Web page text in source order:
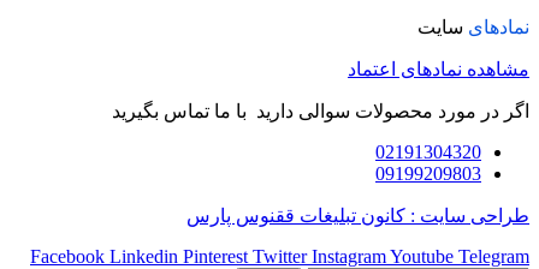
نمادهای سایت
مشاهده نمادهای اعتماد
اگر در مورد محصولات سوالی دارید با ما تماس بگیرید
02191304320
09199209803
طراحی سایت : کانون تبلیغات ققنوس پارس
Facebook Linkedin Pinterest Twitter InstagramYoutube Telegram